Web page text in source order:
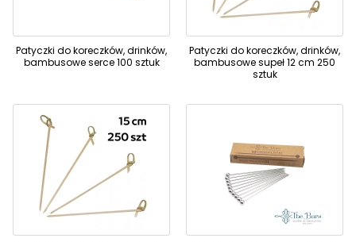
Patyczki do koreczków, drinków,
bambusowe serce 100 sztuk
Patyczki do koreczków, drinków,
bambusowe supeł 12 cm 250
sztuk